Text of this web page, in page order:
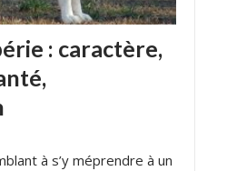
: caractère,
à s’y méprendre à un